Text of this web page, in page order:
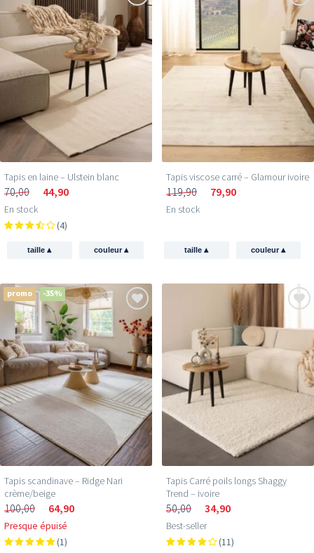
Tapis en laine – Ulstein blanc
70,00 44,90
En stock
(4)
taille▴ couleur▴
Tapis viscose carré – Glamour ivoire
119,90 79,90
En stock
taille▴ couleur▴
promo -35%
Tapis scandinave – Ridge Nari
crème/beige
100,00 64,90
Presque épuisé
(1)
Tapis Carré poils longs Shaggy
Trend – ivoire
50,00 34,90
Best-seller
(11)